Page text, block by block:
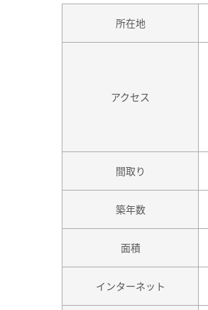
所在地
アクセス
間取り
築年数
面積
インターネット